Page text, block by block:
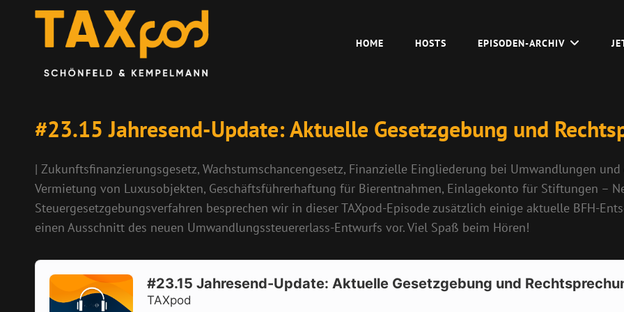
HOME HOSTS EPISODEN-ARCHIV
#23.15 Jahresend-Update: Aktuelle Gesetzgebung und
| Zukunftsfinanzierungsgesetz, Wachstumschancengesetz, Finanzielle Eingliederung bei Umwandlungen
Vermietung von Luxusobjekten, Geschäftsführerhaftung für Bierentnahmen, Einlagekonto für Stiftungen –
Steuergesetzgebungsverfahren besprechen wir in dieser TAXpod-Episode zusätzlich einige aktuelle BFH-
einen Ausschnitt des neuen Umwandlungssteuererlass-Entwurfs vor. Viel Spaß beim Hören!
Audio
Player
TAXpod
#23.15 Jahresend-Update: Aktuelle Gesetzgebung und